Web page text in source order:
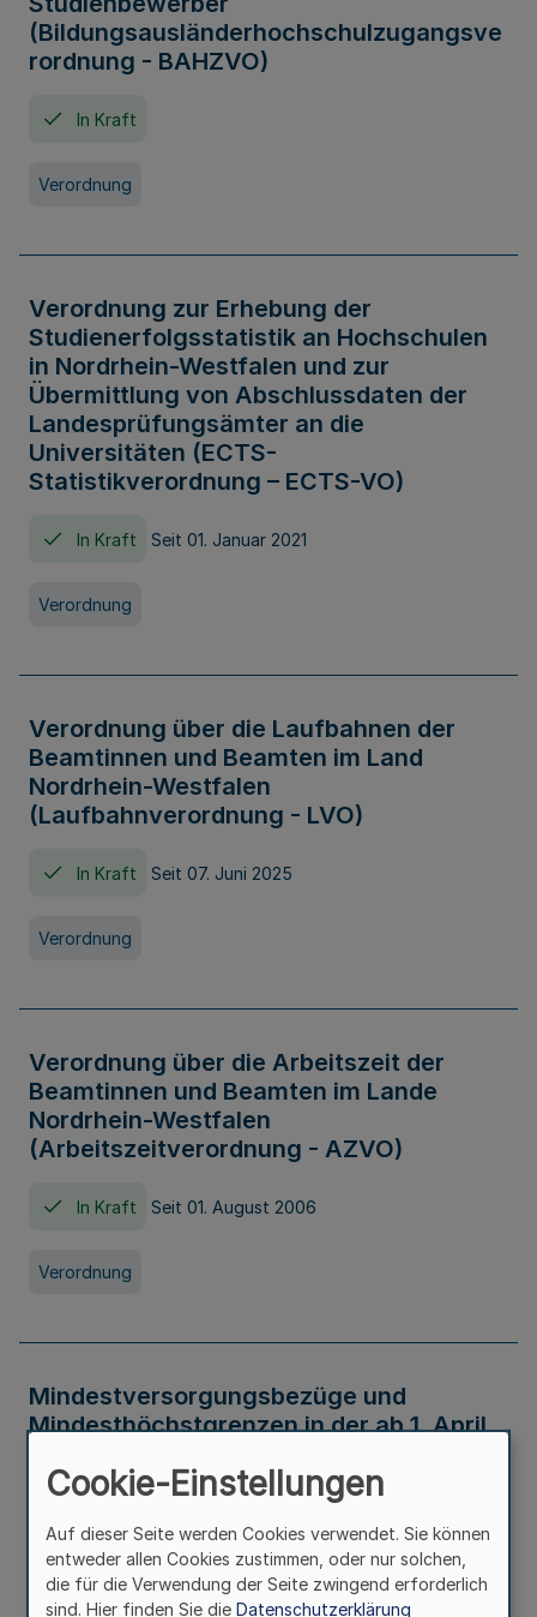
(Bildungsausländerhochschulzugangsve
rordnung - BAHZVO)
In Kraft
Verordnung
Verordnung zur Erhebung der
Studienerfolgsstatistik an Hochschulen
in Nordrhein-Westfalen und zur
Übermittlung von Abschlussdaten der
Landesprüfungsämter an die
Universitäten (ECTS-
Statistikverordnung – ECTS-VO)
In Kraft Seit 01. Januar 2021
Verordnung
Verordnung über die Laufbahnen der
Beamtinnen und Beamten im Land
Nordrhein-Westfalen
(Laufbahnverordnung - LVO)
In Kraft Seit 07. Juni 2025
Verordnung
Verordnung über die Arbeitszeit der
Beamtinnen und Beamten im Lande
Nordrhein-Westfalen
(Arbeitszeitverordnung - AZVO)
In Kraft Seit 01. August 2006
Verordnung
Mindestversorgungsbezüge und
Mindesthöchstgrenzen in der ab 1. April
Verwaltungsvorschrift
Cookie-Einstellungen
Auf dieser Seite werden Cookies verwendet. Sie können
entweder allen Cookies zustimmen, oder nur solchen,
die für die Verwendung der Seite zwingend erforderlich
sind. Hier finden Sie die Datenschutzerklärung